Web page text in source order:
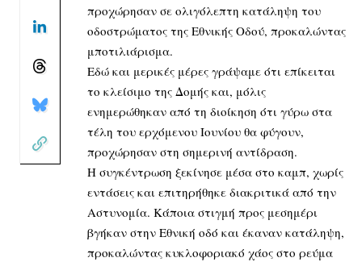
προχώρησαν σε ολιγόλεπτη κατάληψη του
οδοστρώματος της Εθνικής Οδού, προκαλώντας
μποτιλιάρισμα.
Εδώ και μερικές μέρες γράψαμε ότι επίκειται
το κλείσιμο της Δομής και, μόλις
ενημερώθηκαν από τη διοίκηση ότι γύρω στα
τέλη του ερχόμενου Ιουνίου θα φύγουν,
προχώρησαν στη σημερινή αντίδραση.
Η συγκέντρωση ξεκίνησε μέσα στο καμπ, χωρίς
εντάσεις και επιτηρήθηκε διακριτικά από την
Αστυνομία. Κάποια στιγμή προς μεσημέρι
βγήκαν στην Εθνική οδό και έκαναν κατάληψη,
προκαλώντας κυκλοφοριακό χάος στο ρεύμα